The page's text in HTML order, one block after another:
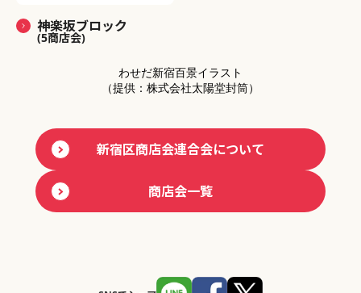
神楽坂ブロック
(5商店会)
わせだ新宿百景イラスト
（提供：株式会社太陽堂封筒）
新宿区商店会連合会について
商店会一覧